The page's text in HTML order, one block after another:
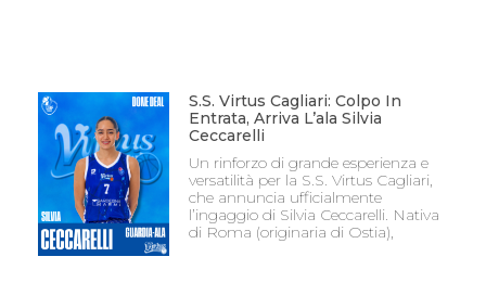
S.S. Virtus Cagliari: Colpo In
Entrata, Arriva L’ala Silvia
Ceccarelli
Un rinforzo di grande esperienza e
versatilità per la S.S. Virtus Cagliari,
che annuncia ufficialmente
l’ingaggio di Silvia Ceccarelli. Nativa
di Roma (originaria di Ostia),